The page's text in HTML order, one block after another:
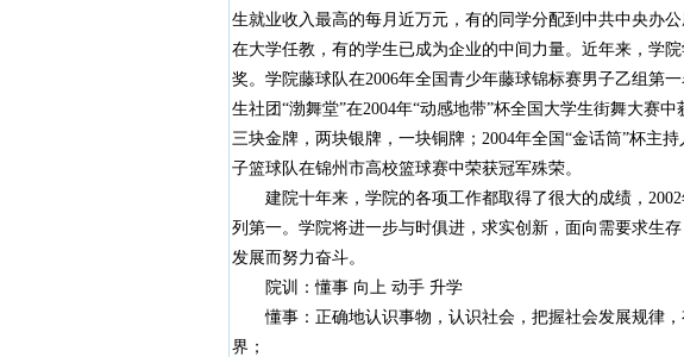
生就业收入最高的每月近万元，有的同学分配到中共中央办
在大学任教，有的学生已成为企业的中间力量。近年来，学
奖。学院藤球队在2006年全国青少年藤球锦标赛男子乙组第
生社团“渤舞堂”在2004年“动感地带”杯全国大学生街舞大赛
三块金牌，两块银牌，一块铜牌；2004年全国“金话筒”杯主
子篮球队在锦州市高校篮球赛中荣获冠军殊荣。
建院十年来，学院的各项工作都取得了很大的成绩，2002
列第一。学院将进一步与时俱进，求实创新，面向需要求生
发展而努力奋斗。
院训：懂事 向上 动手 升学
懂事：正确地认识事物，认识社会，把握社会发展规律，
界；